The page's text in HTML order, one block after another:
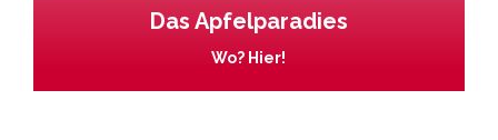
Das Apfelparadies
Wo? Hier!